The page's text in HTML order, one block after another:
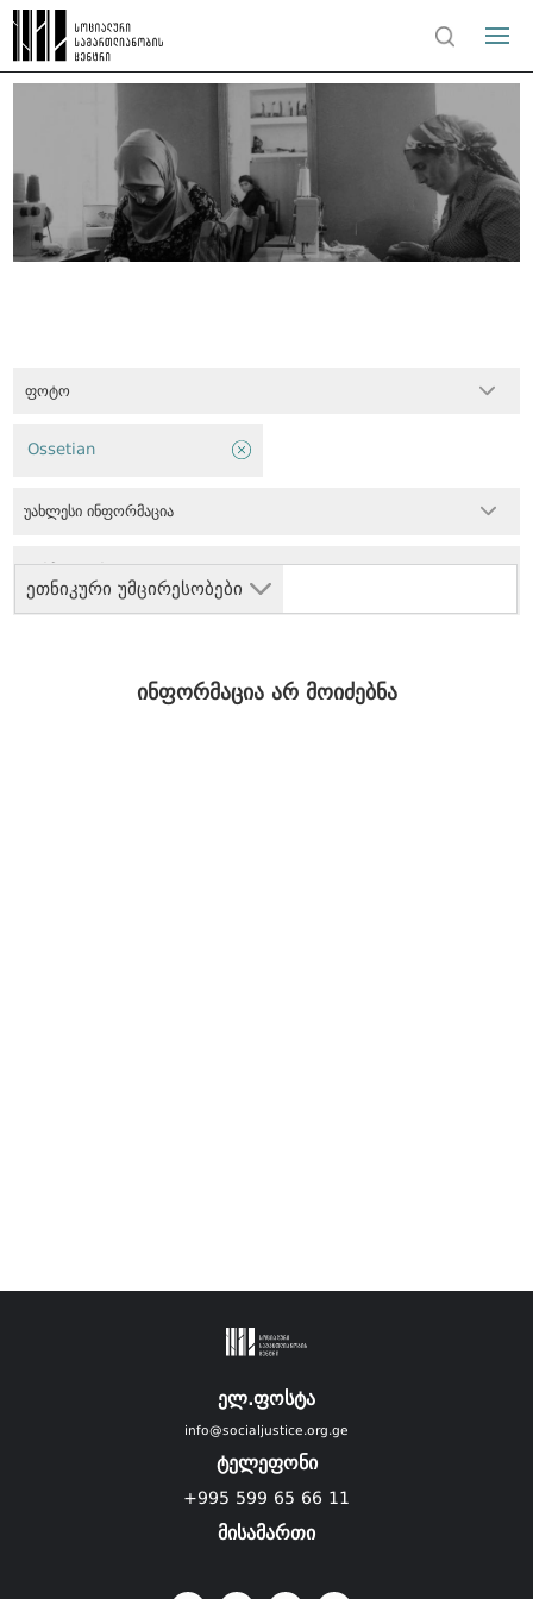
ფოტო
ეთნიკური უმცირესობები
Ossetian
უახლესი ინფორმაცია
ინფორმაცია არ მოიძებნა
ელ.ფოსტა
info@socialjustice.org.ge
ტელეფონი
+995 599 65 66 11
მისამართი